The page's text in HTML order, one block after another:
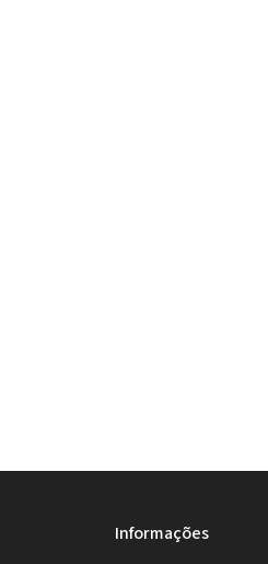
Informações